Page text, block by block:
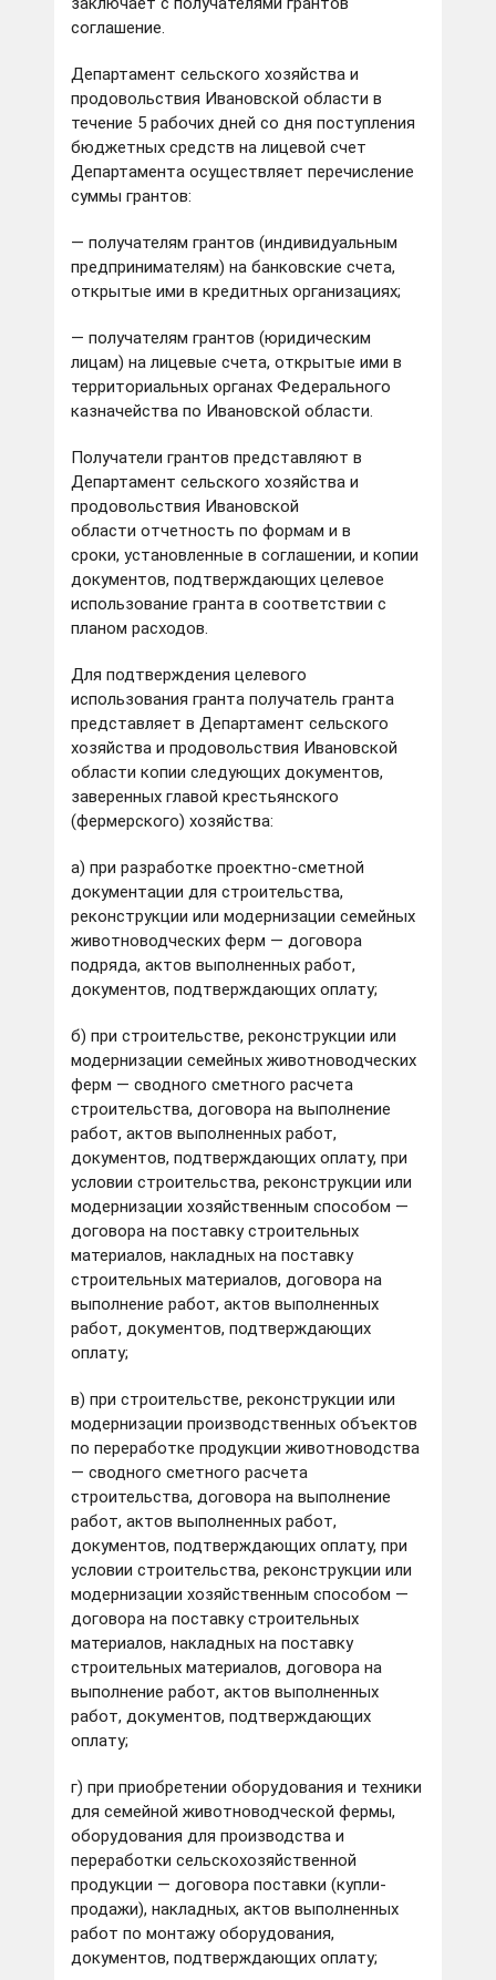
соглашение.
Департамент сельского хозяйства и
продовольствия Ивановской области в
течение 5 рабочих дней со дня поступления
бюджетных средств на лицевой счет
Департамента осуществляет перечисление
суммы грантов:
— получателям грантов (индивидуальным
предпринимателям) на банковские счета,
открытые ими в кредитных организациях;
— получателям грантов (юридическим
лицам) на лицевые счета, открытые ими в
территориальных органах Федерального
казначейства по Ивановской области.
Получатели грантов представляют в
Департамент сельского хозяйства и
продовольствия Ивановской
области отчетность по формам и в
сроки, установленные в соглашении, и копии
документов, подтверждающих целевое
использование гранта в соответствии с
планом расходов.
Для подтверждения целевого
использования гранта получатель гранта
представляет в Департамент сельского
хозяйства и продовольствия Ивановской
области копии следующих документов,
заверенных главой крестьянского
(фермерского) хозяйства:
а) при разработке проектно-сметной
документации для строительства,
реконструкции или модернизации семейных
животноводческих ферм — договора
подряда, актов выполненных работ,
документов, подтверждающих оплату;
б) при строительстве, реконструкции или
модернизации семейных животноводческих
ферм — сводного сметного расчета
строительства, договора на выполнение
работ, актов выполненных работ,
документов, подтверждающих оплату, при
условии строительства, реконструкции или
модернизации хозяйственным способом —
договора на поставку строительных
материалов, накладных на поставку
строительных материалов, договора на
выполнение работ, актов выполненных
работ, документов, подтверждающих
оплату;
в) при строительстве, реконструкции или
модернизации производственных объектов
по переработке продукции животноводства
— сводного сметного расчета
строительства, договора на выполнение
работ, актов выполненных работ,
документов, подтверждающих оплату, при
условии строительства, реконструкции или
модернизации хозяйственным способом —
договора на поставку строительных
материалов, накладных на поставку
строительных материалов, договора на
выполнение работ, актов выполненных
работ, документов, подтверждающих
оплату;
г) при приобретении оборудования и техники
для семейной животноводческой фермы,
оборудования для производства и
переработки сельскохозяйственной
продукции — договора поставки (купли-
продажи), накладных, актов выполненных
работ по монтажу оборудования,
документов, подтверждающих оплату;